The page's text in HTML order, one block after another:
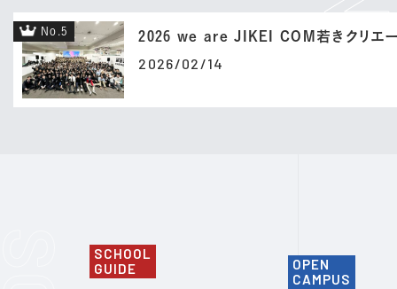
No.5 2026 we are JIKEI COM若きクリエ
2026/02/14
SCHOOL
GUIDE
OPEN
CAMPUS